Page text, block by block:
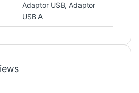
Adaptor USB, Adaptor
USB A